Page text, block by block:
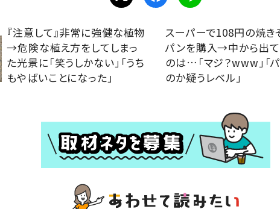
『注意して』非常に強健な植物
→危険な植え方をしてしまっ
た光景に「笑うしかない」「うち
もやばいことになった」
スーパーで108円の焼き
パンを購入→中から出て
のは…「マジ？www」「
のか疑うレベル」